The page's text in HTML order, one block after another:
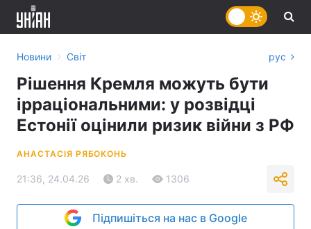
Новини › Світ рус
Рішення Кремля можуть бути
ірраціональними: у розвідці
Естонії оцінили ризик війни з РФ
АНАСТАСІЯ РЯБОКОНЬ
21:36, 24.04.26 2 хв. 1306
Підпишіться на нас в Google